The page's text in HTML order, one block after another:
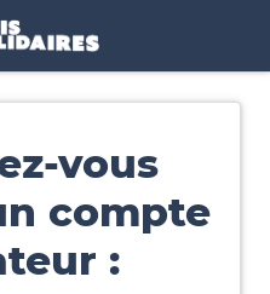
vous
compte
: